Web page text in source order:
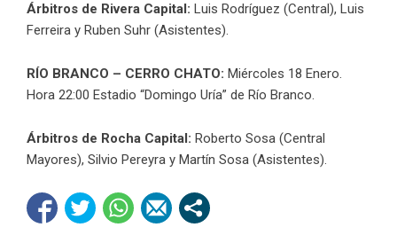
Árbitros de Rivera Capital: Luis Rodríguez (Central), Luis
Ferreira y Ruben Suhr (Asistentes).
RÍO BRANCO – CERRO CHATO: Miércoles 18 Enero.
Hora 22:00 Estadio “Domingo Uría” de Río Branco.
Árbitros de Rocha Capital: Roberto Sosa (Central
Mayores), Silvio Pereyra y Martín Sosa (Asistentes).